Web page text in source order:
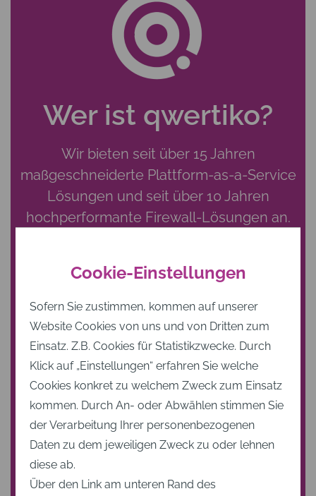
Cookie-Einstellungen
Sofern Sie zustimmen, kommen auf unserer
Website Cookies von uns und von Dritten zum
Einsatz. Z.B. Cookies für Statistikzwecke. Durch
Klick auf „Einstellungen“ erfahren Sie welche
Cookies konkret zu welchem Zweck zum Einsatz
kommen. Durch An- oder Abwählen stimmen Sie
der Verarbeitung Ihrer personenbezogenen
Daten zu dem jeweiligen Zweck zu oder lehnen
diese ab.
Über den Link am unteren Rand des
Wer ist qwertiko?
Wir bieten seit über 15 Jahren
maßgeschneiderte Plattform-as-a-Service
Lösungen und seit über 10 Jahren
hochperformante Firewall-Lösungen an.
Mitarbeitenden, von denen viele
jahrzehntelange Erfahrung mitbringen.
Wir gehen für Sie die „Extra Meile“, damit
Ihre IT-Infrastruktur reibungslos
funktioniert!
Hier erfahren Sie mehr über uns: